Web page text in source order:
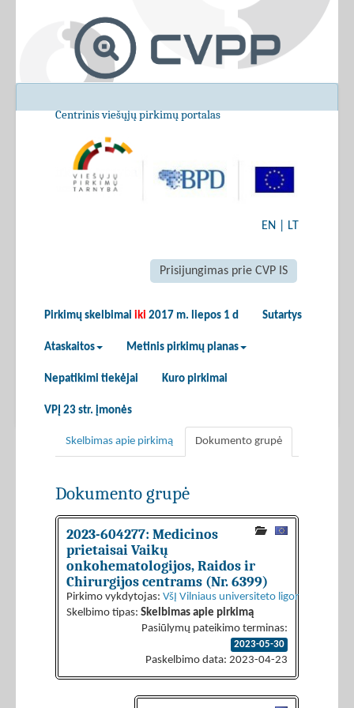
Centrinis viešųjų pirkimų portalas
EN LT
Prisijungimas prie CVP IS
Pirkimų skelbimai iki 2017 m. liepos 1 d Sutartys
Ataskaitos Metinis pirkimų planas
Nepatikimi tiekėjai Kuro pirkimai
VPĮ 23 str. įmonės
Skelbimas apie pirkimą Dokumento grupė
Dokumento grupė
2023-604277: Medicinos
prietaisai Vaikų
onkohematologijos, Raidos ir
Chirurgijos centrams (Nr. 6399)
Pirkimo vykdytojas: VšĮ Vilniaus universiteto ligoninė
Skelbimo tipas: Skelbimas apie pirkimą
Pasiūlymų pateikimo terminas:
2023-05-30
Paskelbimo data: 2023-04-23